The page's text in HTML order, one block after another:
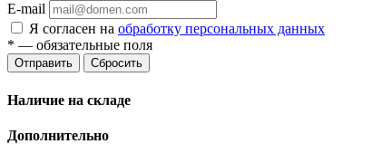
E-mail
Я согласен на обработку персональных данных
* — обязательные поля
Отправить Сбросить
Наличие на складе
Дополнительно